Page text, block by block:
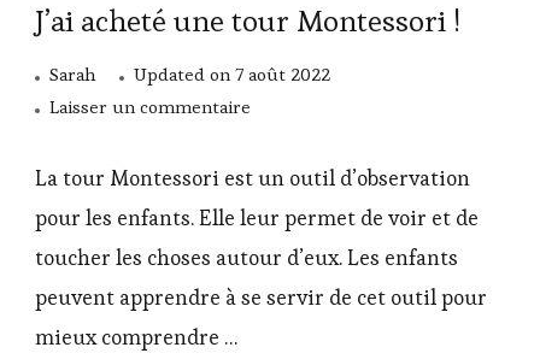
J’ai acheté une tour Montessori !
Sarah Updated on7 août 2022
Laisser un commentaire
acheté
tour
Montessori
!
La tour Montessori est un outil d’observation
pour les enfants. Elle leur permet de voir et de
toucher les choses autour d’eux. Les enfants
peuvent apprendre à se servir de cet outil pour
mieux comprendre …